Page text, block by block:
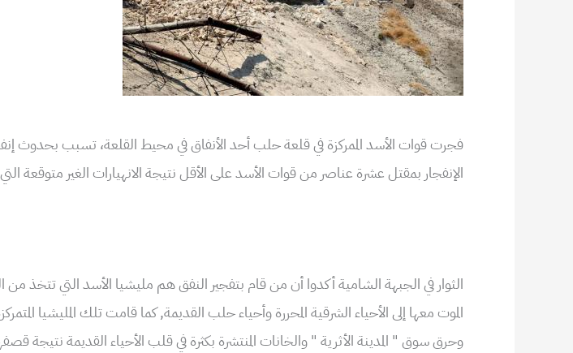
فجرت قوات الأسد الممركزة في قلعة حلب أحد الأنفاق في محيط القلعة، تسبب بحدوث
الإنفجار بمقتل عشرة عناصر من قوات الأسد على الأقل نتيجة الانهيارات الغير متوقعة
الثوار في الجبهة الشامية أكدوا أن من قام بتفجير النفق هم مليشيا الأسد التي تتخذ
الموت معها إلى الأحياء الشرقية المحررة وأحياء حلب القديمة, كما قامت تلك المليشيا
وحرق سوق " المدينة الأثرية " والخانات المنتشرة بكثرة في قلب الأحياء القديمة نتيجة